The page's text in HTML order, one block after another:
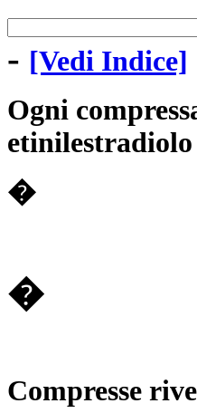
- [Vedi Indice]
Ogni
etinilestradiolo
�
�
Compresse